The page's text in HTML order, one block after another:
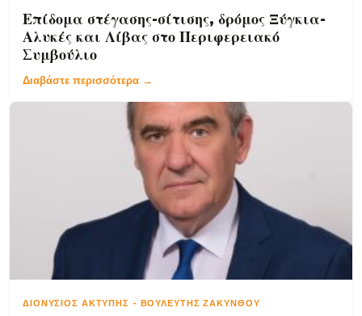
Επίδομα στέγασης-σίτισης, δρόμος Ξύγκια-
Αλυκές και Λίβας στο Περιφερειακό
Συμβούλιο
Διαβάστε περισσότερα →
ΔΙΟΝΎΣΙΟΣ ΑΚΤΎΠΗΣ - ΒΟΥΛΕΥΤΉΣ ΖΑΚΎΝΘΟΥ